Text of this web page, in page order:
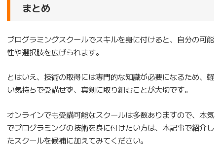
まとめ
プログラミングスクールでスキルを身に付けると、自分の可能
性や選択肢を広げられます。
とはいえ、技術の取得には専門的な知識が必要になるため、軽
い気持ちで受講せず、真剣に取り組むことが大切です。
オンラインでも受講可能なスクールは多数ありますので、本気
でプログラミングの技術を身に付けたい方は、本記事で紹介し
たスクールを候補に加えてみてください。